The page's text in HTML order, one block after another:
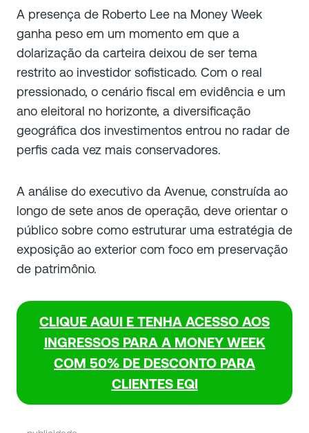
A presença de Roberto Lee na Money Week
ganha peso em um momento em que a
dolarização da carteira deixou de ser tema
restrito ao investidor sofisticado. Com o real
pressionado, o cenário fiscal em evidência e um
ano eleitoral no horizonte, a diversificação
geográfica dos investimentos entrou no radar de
perfis cada vez mais conservadores.
A análise do executivo da Avenue, construída ao
longo de sete anos de operação, deve orientar o
público sobre como estruturar uma estratégia de
exposição ao exterior com foco em preservação
de patrimônio.
CLIQUE AQUI E TENHA ACESSO AOS
INGRESSOS PARA A MONEY WEEK
COM 50% DE DESCONTO PARA
CLIENTES EQI